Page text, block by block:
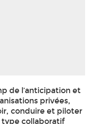
de l’anticipation et
privées,
conduire et piloter
type collaboratif